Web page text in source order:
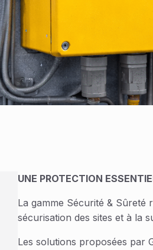
UNE PROTECTION
La gamme Sécurité & Sûreté
sécurisation des sites et à la
Les solutions proposées par